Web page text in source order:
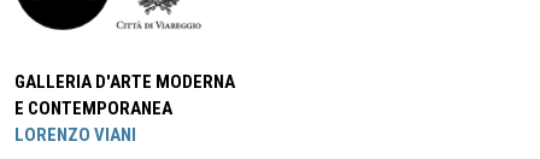
GALLERIA D'ARTE MODERNA
E CONTEMPORANEA
LORENZO VIANI